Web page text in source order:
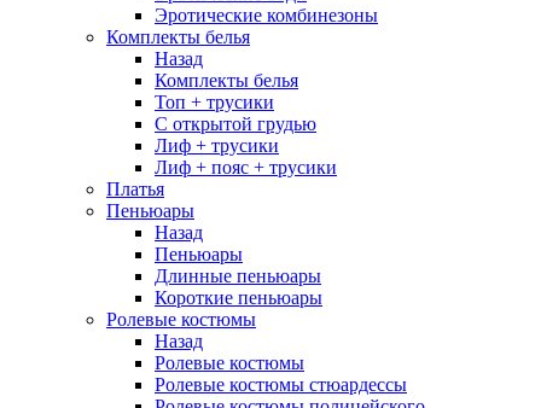
Эротические комбинезоны
Комплекты белья
Назад
Комплекты белья
Топ + трусики
С открытой грудью
Лиф + трусики
Лиф + пояс + трусики
Платья
Пеньюары
Назад
Пеньюары
Длинные пеньюары
Короткие пеньюары
Ролевые костюмы
Назад
Ролевые костюмы
Ролевые костюмы стюардессы